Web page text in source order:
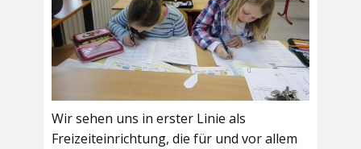
Wir sehen uns in erster Linie als
Freizeiteinrichtung, die für und vor allem